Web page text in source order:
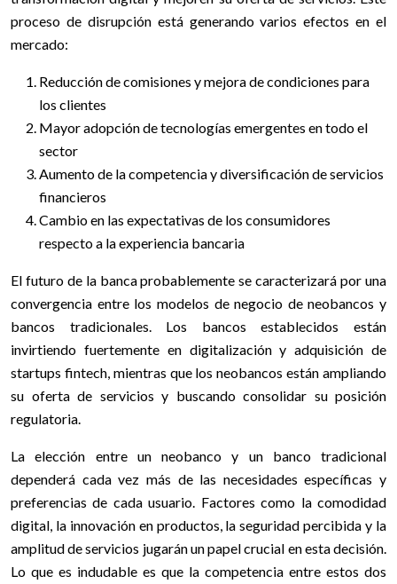
proceso de disrupción está generando varios efectos en el
mercado:
Reducción de comisiones y mejora de condiciones para
los clientes
Mayor adopción de tecnologías emergentes en todo el
sector
Aumento de la competencia y diversificación de servicios
financieros
Cambio en las expectativas de los consumidores
respecto a la experiencia bancaria
El futuro de la banca probablemente se caracterizará por una
convergencia entre los modelos de negocio de neobancos y
bancos tradicionales. Los bancos establecidos están
invirtiendo fuertemente en digitalización y adquisición de
startups fintech, mientras que los neobancos están ampliando
su oferta de servicios y buscando consolidar su posición
regulatoria.
La elección entre un neobanco y un banco tradicional
dependerá cada vez más de las necesidades específicas y
preferencias de cada usuario. Factores como la comodidad
digital, la innovación en productos, la seguridad percibida y la
amplitud de servicios jugarán un papel crucial en esta decisión.
Lo que es indudable es que la competencia entre estos dos